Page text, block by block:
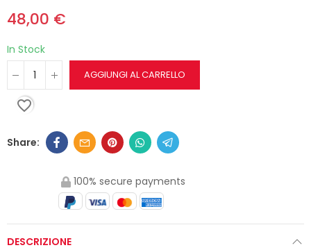
48,00 €
In Stock
AGGIUNGI AL CARRELLO
favorite_border
100% secure payments
DESCRIZIONE